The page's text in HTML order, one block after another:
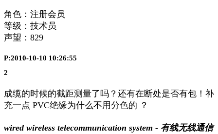
角色：注册会员
等级：技术员
声望： 829
P:2010-10-10 10:26:55
2
成缆的时候的截距测量了吗？还有在断处是否有包！补
充一点 PVC绝缘为什么不用分色的 ？
wired wireless telecommunication system - 有线无线通信